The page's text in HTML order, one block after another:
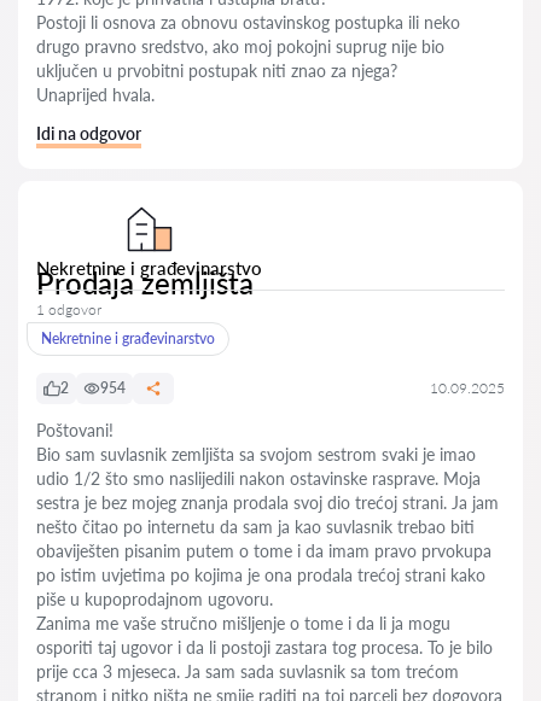
Postoji li osnova za obnovu ostavinskog postupka ili neko
drugo pravno sredstvo, ako moj pokojni suprug nije bio
uključen u prvobitni postupak niti znao za njega?
Unaprijed hvala.
Idi na odgovor
Nekretnine i građevinarstvo
Prodaja zemljišta
1 odgovor
Nekretnine i građevinarstvo
2 954 10.09.2025
Poštovani!
Bio sam suvlasnik zemljišta sa svojom sestrom svaki je imao
udio 1/2 što smo naslijedili nakon ostavinske rasprave. Moja
sestra je bez mojeg znanja prodala svoj dio trećoj strani. Ja jam
nešto čitao po internetu da sam ja kao suvlasnik trebao biti
obaviješten pisanim putem o tome i da imam pravo prvokupa
po istim uvjetima po kojima je ona prodala trećoj strani kako
piše u kupoprodajnom ugovoru.
Zanima me vaše stručno mišljenje o tome i da li ja mogu
osporiti taj ugovor i da li postoji zastara tog procesa. To je bilo
prije cca 3 mjeseca. Ja sam sada suvlasnik sa tom trećom
stranom i nitko ništa ne smije raditi na toj parceli bez dogovora